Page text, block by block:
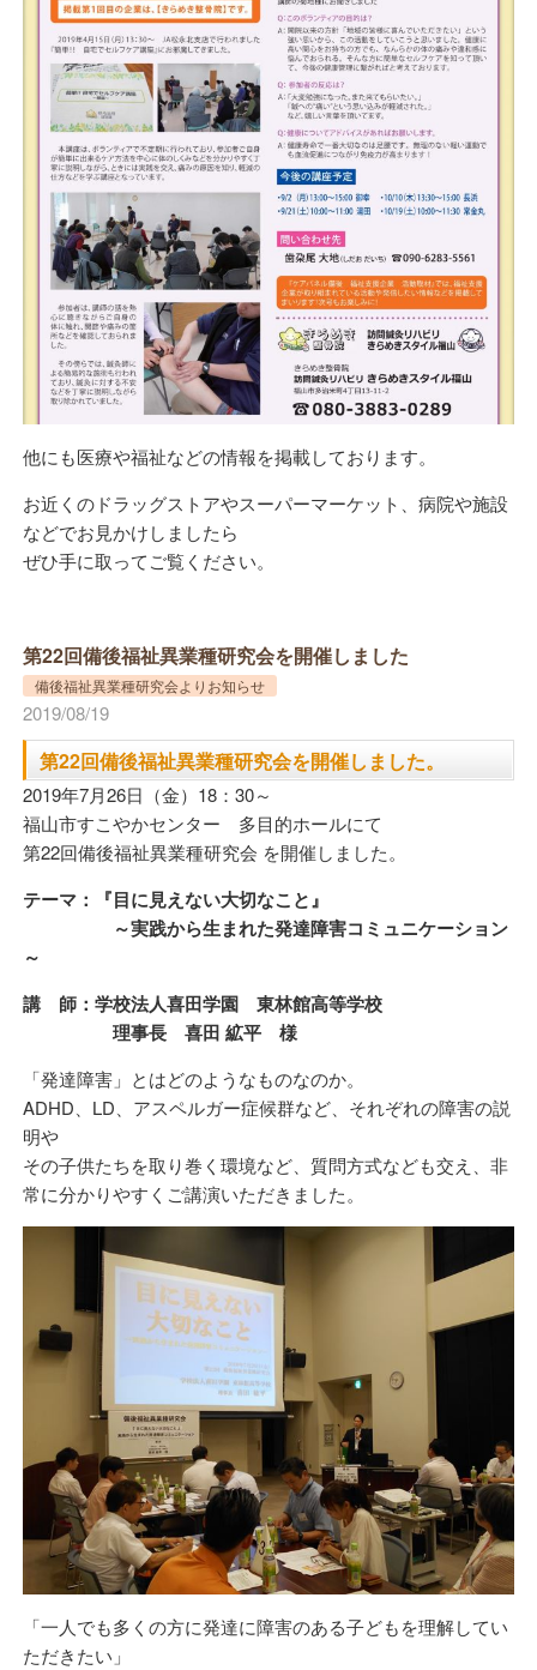
他にも医療や福祉などの情報を掲載しております。
お近くのドラッグストアやスーパーマーケット、病院や施設
などでお見かけしましたら
ぜひ手に取ってご覧ください。
第22回備後福祉異業種研究会を開催しました
備後福祉異業種研究会よりお知らせ
2019/08/19
第22回備後福祉異業種研究会を開催しました。
2019年7月26日（金）18：30～
福山市すこやかセンター 多目的ホールにて
第22回備後福祉異業種研究会 を開催しました。
テーマ：『目に見えない大切なこと』
～実践から生まれた発達障害コミュニケーション
～
講 師：学校法人喜田学園 東林館高等学校
理事長 喜田 絋平 様
「発達障害」とはどのようなものなのか。
ADHD、LD、アスペルガー症候群など、それぞれの障害の説
明や
その子供たちを取り巻く環境など、質問方式なども交え、非
常に分かりやすくご講演いただきました。
「一人でも多くの方に発達に障害のある子どもを理解してい
ただきたい」